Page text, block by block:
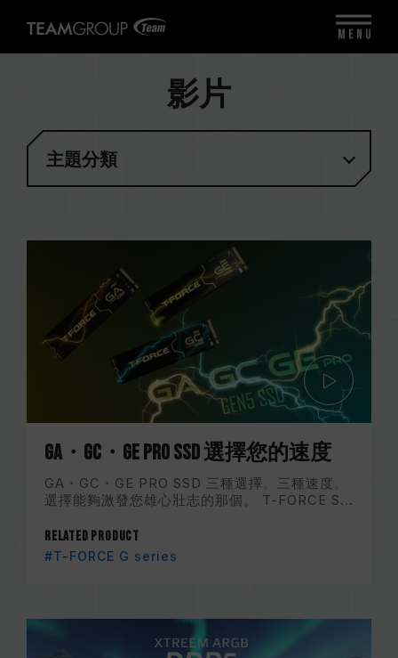
影片
主題分類
GA・GC・GE PRO SSD 選擇您的速度
GA・GC・GE PRO SSD 三種選擇。三種速度。
選擇能夠激發您雄心壯志的那個。 T-FORCE S...
Related Product
#T-FORCE G series
MENU